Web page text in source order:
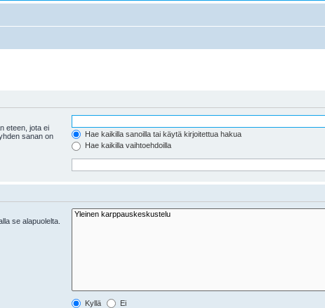
eteen, jota ei
sanan on
Hae kaikilla sanoilla tai käytä kirjoitettua hakua
Hae kaikilla vaihtoehdoilla
se alapuolelta.
Kyllä Ei